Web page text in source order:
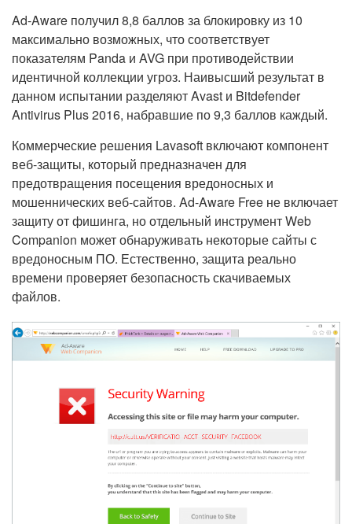
Ad-Aware получил 8,8 баллов за блокировку из 10
максимально возможных, что соответствует
показателям Panda и AVG при противодействии
идентичной коллекции угроз. Наивысший результат в
данном испытании разделяют Avast и Bitdefender
Antivirus Plus 2016, набравшие по 9,3 баллов каждый.
Коммерческие решения Lavasoft включают компонент
веб-защиты, который предназначен для
предотвращения посещения вредоносных и
мошеннических веб-сайтов. Ad-Aware Free не включает
защиту от фишинга, но отдельный инструмент Web
Companion может обнаруживать некоторые сайты с
вредоносным ПО. Естественно, защита реально
времени проверяет безопасность скачиваемых
файлов.